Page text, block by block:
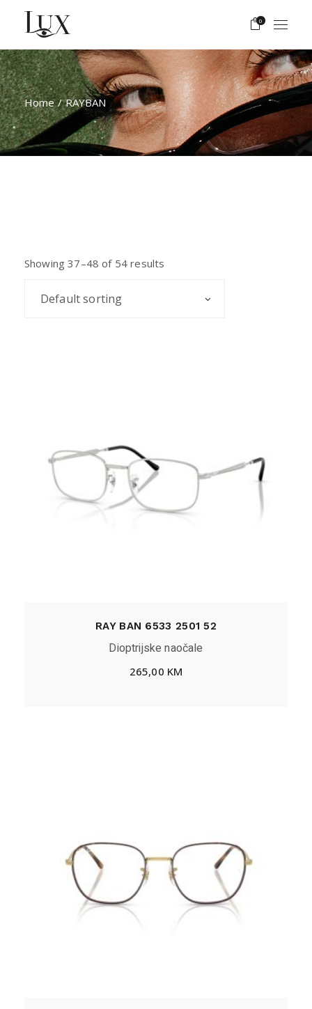
content
0
Home RAYBAN
Showing 37–48 of 54 results
Default sorting
RAY BAN 6533 2501 52
Dioptrijske naočale
265,00 KM